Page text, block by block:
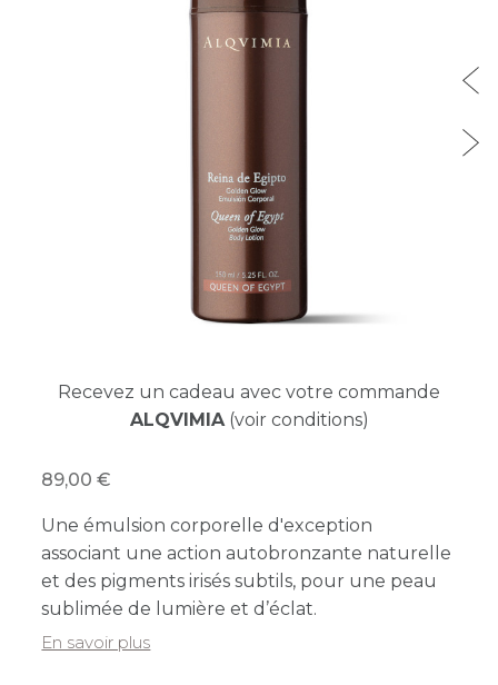
Recevez un cadeau avec votre commande
ALQVIMIA(voir conditions)
89,00
Une émulsion corporelle d'exception
associant une action autobronzante naturelle
et des pigments irisés subtils, pour une peau
sublimée de lumière et d’éclat.
En savoir plus